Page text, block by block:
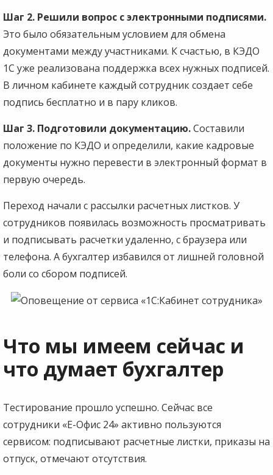
Шаг 2. Решили вопрос с электронными подписями.
Это было обязательным условием для обмена
документами между участниками. К счастью, в КЭДО
1С уже реализована поддержка всех нужных подписей.
В личном кабинете каждый сотрудник создает себе
подпись бесплатно и в пару кликов.
Шаг 3. Подготовили документацию.Составили
положение по КЭДО и определили, какие кадровые
документы нужно перевести в электронный формат в
первую очередь.
Переход начали с рассылки расчетных листков. У
сотрудников появилась возможность просматривать
и подписывать расчетки удаленно, с браузера или
телефона. А бухгалтер избавился от лишней головной
боли со сбором подписей.
Что мы имеем сейчас и
что думает бухгалтер
Тестирование прошло успешно. Сейчас все
сотрудники «Е-Офис 24» активно пользуются
сервисом: подписывают расчетные листки, приказы на
отпуск, отмечают отсутствия.